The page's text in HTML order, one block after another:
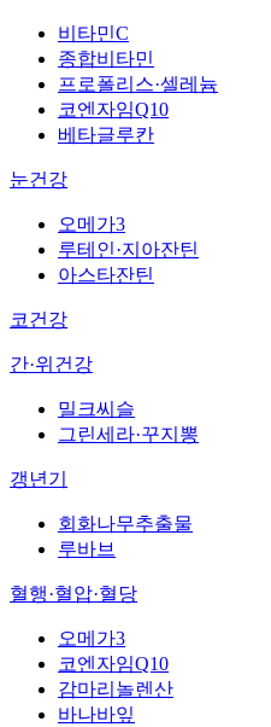
비타민C
종합비타민
프로폴리스·셀레늄
코엔자임Q10
베타글루칸
눈건강
오메가3
루테인·지아잔틴
아스타잔틴
코건강
간·위건강
밀크씨슬
그린세라·꾸지뽕
갱년기
회화나무추출물
루바브
혈행·혈압·혈당
오메가3
코엔자임Q10
감마리놀렌산
바나바잎